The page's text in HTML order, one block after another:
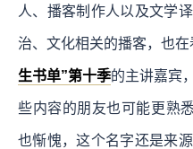
人、播客制作人以及文学
治、文化相关的播客，也
生书单”第十季的主讲嘉宾
些内容的朋友也可能更熟
也惭愧，这个名字还是来